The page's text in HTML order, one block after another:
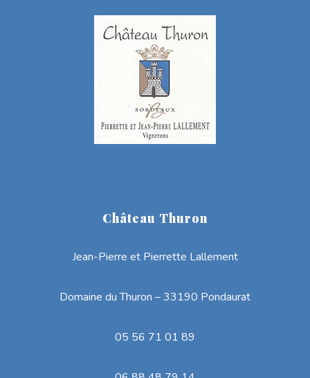
Château Thuron
Jean-Pierre et Pierrette Lallement
Domaine du Thuron – 33190 Pondaurat
05 56 71 01 89